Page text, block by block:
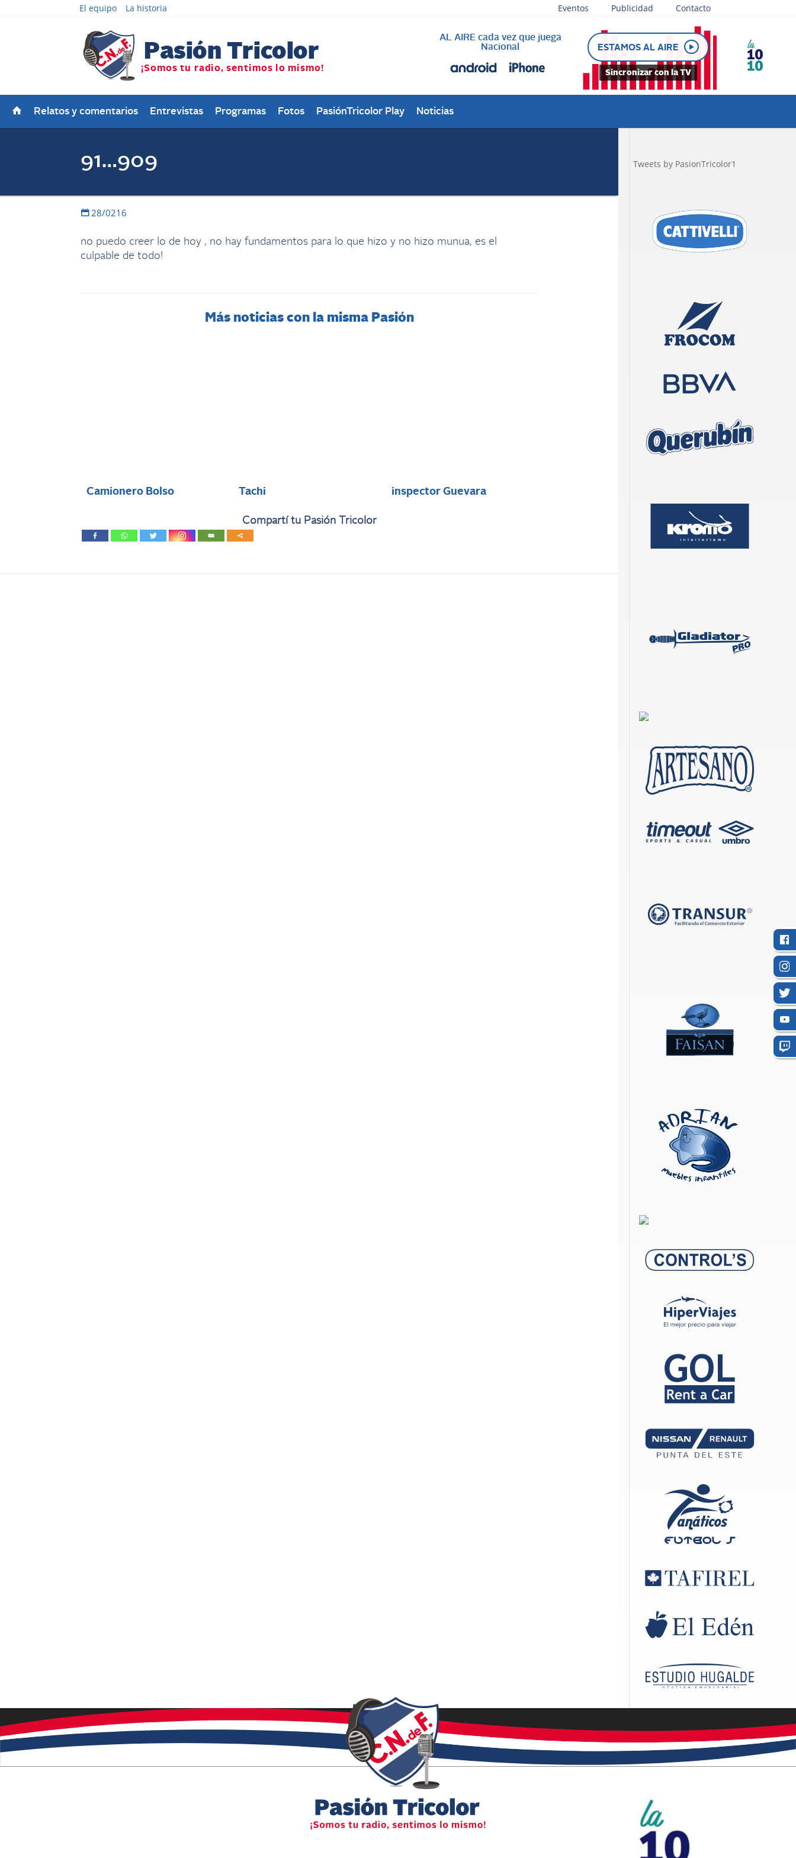
El equipo La historia Eventos Publicidad Contacto
AL AIRE cada vez que juega
Nacional
ESTAMOS AL AIRE
Sincronizar con la TV
Relatos y comentarios Entrevistas Programas Fotos PasiónTricolor Play Noticias
91…909
28/0216
no puedo creer lo de hoy , no hay fundamentos para lo que hizo y no hizo munua, es el
culpable de todo!
Más noticias con la misma Pasión
Camionero Bolso Tachi inspector Guevara
Compartí tu Pasión Tricolor
Tweets by PasionTricolor1